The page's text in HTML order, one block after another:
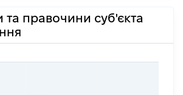
та правочини суб'єкта